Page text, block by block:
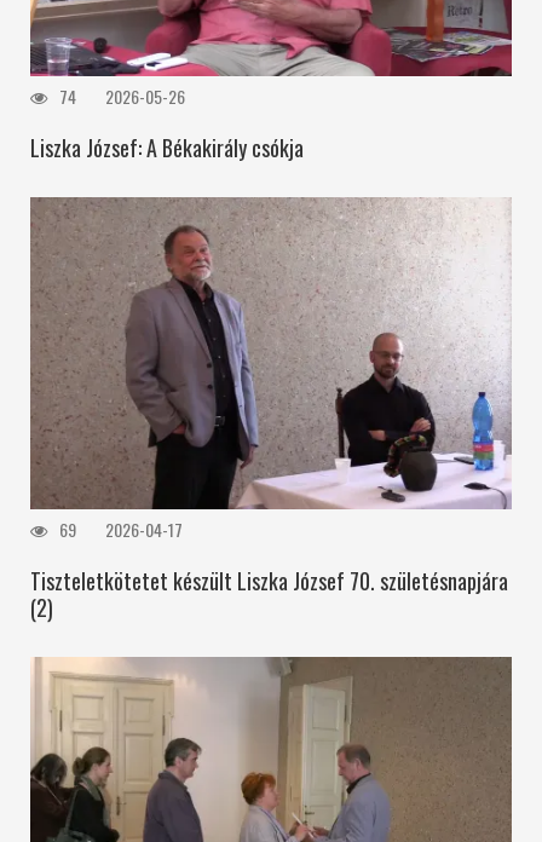
74 2026-05-26
Liszka József: A Békakirály csókja
69 2026-04-17
Tiszteletkötetet készült Liszka József 70. születésnapjára
(2)